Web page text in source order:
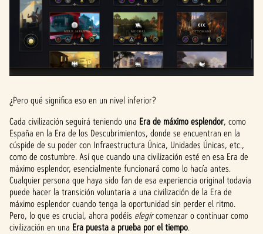
¿Pero qué significa eso en un nivel inferior?
Cada civilización seguirá teniendo una Era de máximo esplendor, como
España en la Era de los Descubrimientos, donde se encuentran en la
cúspide de su poder con Infraestructura Única, Unidades Únicas, etc.,
como de costumbre. Así que cuando una civilización esté en esa Era de
máximo esplendor, esencialmente funcionará como lo hacía antes.
Cualquier persona que haya sido fan de esa experiencia original todavía
puede hacer la transición voluntaria a una civilización de la Era de
máximo esplendor cuando tenga la oportunidad sin perder el ritmo.
Pero, lo que es crucial, ahora podéis elegircomenzar o continuar como
civilización en una Era puesta a prueba por el tiempo.